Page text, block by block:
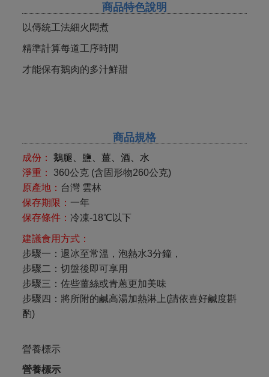
商品特色說明
以傳統工法細火悶煮
精準計算每道工序時間
才能保有鵝肉的多汁鮮甜
商品規格
成份：
鵝腿、鹽、薑、酒、水
淨重：
360公克 (含固形物260公克)
原產地： 台灣 雲林
保存期限： 一年
保存條件： 冷凍-18℃以下
建議食用方式：
步驟一：退冰至常溫，泡熱水3分鐘，
步驟二：切盤後即可享用
步驟三：佐些薑絲或青蔥更加美味
步驟四：將所附的鹹高湯加熱淋上(請依喜好鹹度斟
酌)
營養標示
營養標示